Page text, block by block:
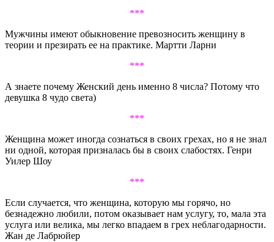
***
Мужчины имеют обыкновение превозносить женщину в
теории и презирать ее на практике. Мартти Ларни
***
А знаете почему Женский день именно 8 числа? Потому что
девушка 8 чудо света)
***
Женщина может иногда сознаться в своих грехах, но я не знал
ни одной, которая призналась бы в своих слабостях. Генри
Уилер Шоу
***
Если случается, что женщина, которую мы горячо, но
безнадежно любили, потом оказывает нам услугу, то, мала эта
услуга или велика, мы легко впадаем в грех неблагодарности.
Жан де Лабрюйер